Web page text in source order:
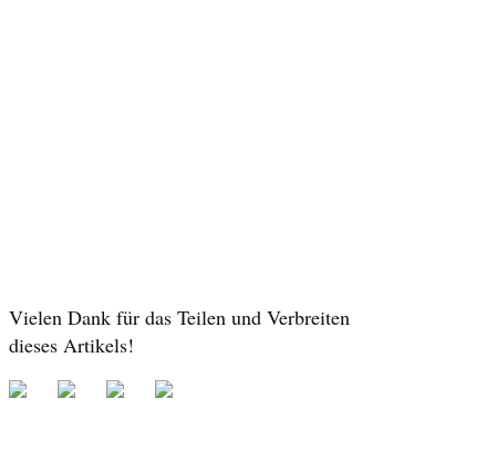
Vielen Dank für das Teilen und Verbreiten
dieses Artikels!